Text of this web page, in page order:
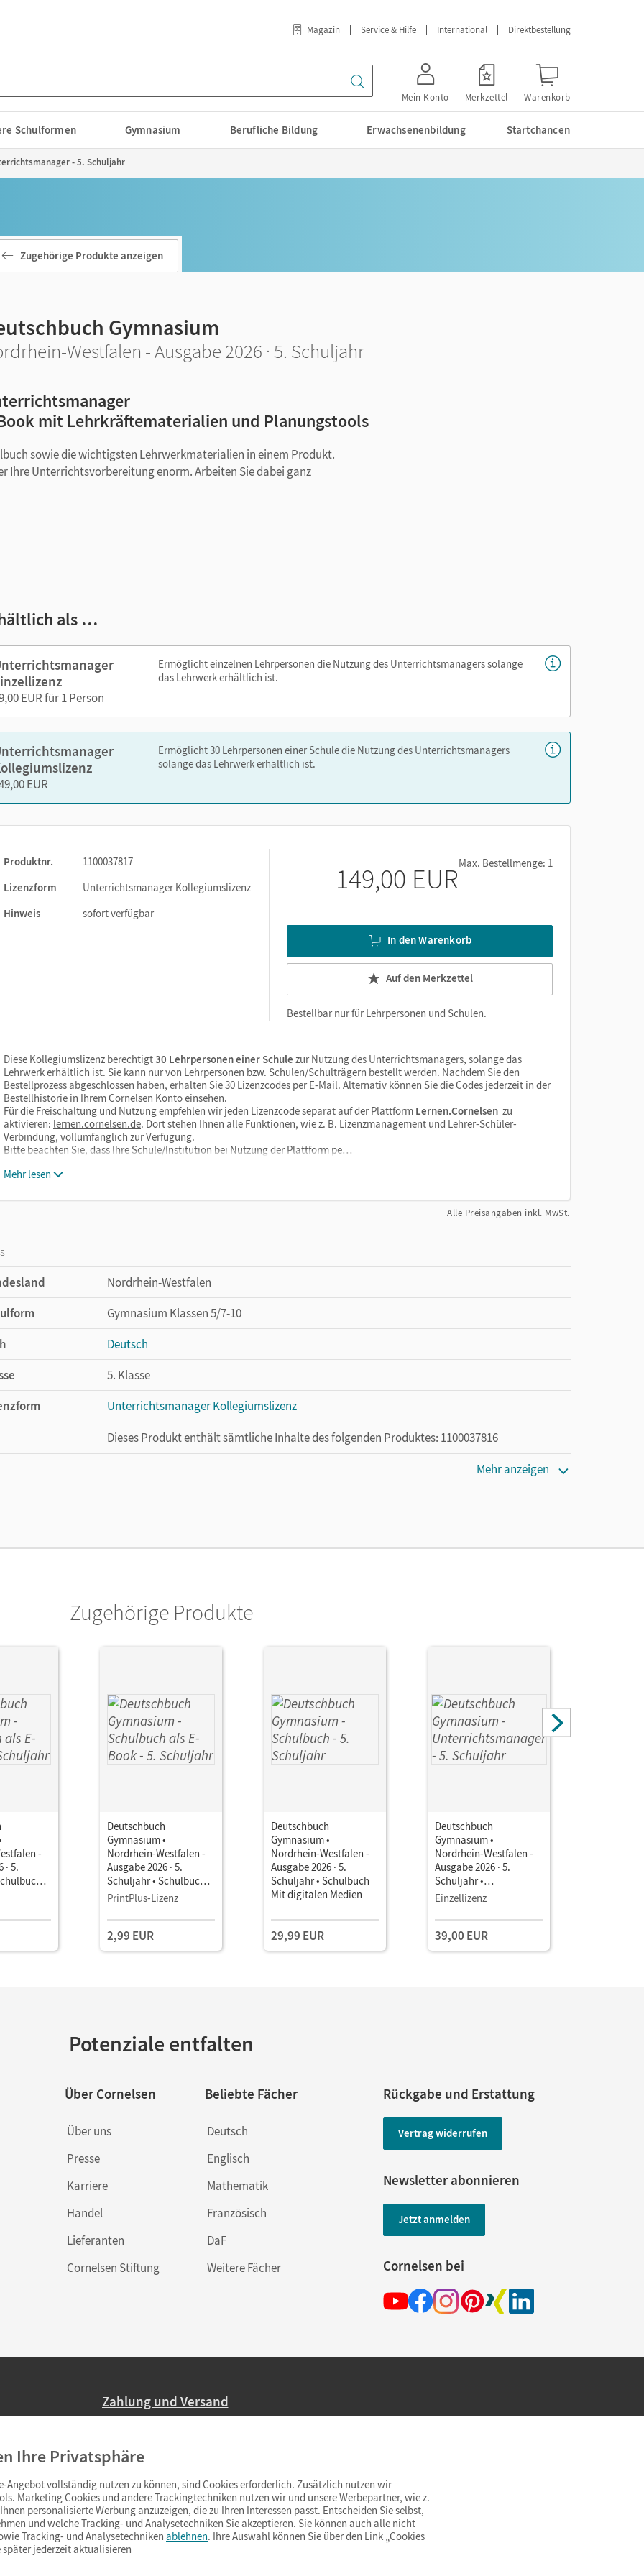
Magazin Service & Hilfe International Direktbestellung
Mein Konto Merkzettel Warenkorb
Schulformen Gymnasium Berufliche Bildung Erwachsenenbildung Startchancen
- 5. Schuljahr
Zugehörige Produkte anzeigen
Gymnasium
Westfalen - Ausgabe 2026 · 5. Schuljahr
mit Lehrkräftematerialien und Planungstools
sowie die wichtigsten Lehrwerkmaterialien in einem Produkt.
Ihre Unterrichtsvorbereitung enorm. Arbeiten Sie dabei ganz
Aufgaben des Schulbuchs
und Erwartungshorizonten
auch für ungeübte Leserinnen und Leser
zum Hörverstehen mit Lösungshinweisen
(Beta) – KI-Unterstützung aus dem Schulbuchkontext zur
oder über die Cornelsen Lernen App.
als …
EUR für 1 Person
Ermöglicht einzelnen Lehrpersonen die Nutzung des Unterrichtsmanagers solange
das Lehrwerk erhältlich ist.
EUR
Ermöglicht 30 Lehrpersonen einer Schule die Nutzung des Unterrichtsmanagers
solange das Lehrwerk erhältlich ist.
Produktnr.
1100037817
Lizenzform
Unterrichtsmanager Kollegiumslizenz
Hinweis
sofort verfügbar
149,00 EURMax. Bestellmenge: 1
In den Warenkorb
Auf den Merkzettel
Bestellbar nur fürLehrpersonen und Schulen.
Diese Kollegiumslizenz berechtigt30 Lehrpersonen einer Schule zur Nutzung des Unterrichtsmanagers, solange das
Lehrwerk erhältlich ist. Sie kann nur von Lehrpersonen bzw. Schulen/Schulträgern bestellt werden. Nachdem Sie den
Bestellprozess abgeschlossen haben, erhalten Sie 30 Lizenzcodes per E-Mail. Alternativ können Sie die Codes jederzeit in der
Bestellhistorie in Ihrem Cornelsen Konto einsehen.
Für die Freischaltung und Nutzung empfehlen wir jeden Lizenzcode separat auf der Plattform Lernen.Cornelsen zu
aktivieren: lernen.cornelsen.de. Dort stehen Ihnen alle Funktionen, wie z. B. Lizenzmanagement und Lehrer-Schüler-
Verbindung, vollumfänglich zur Verfügung.
Bitte beachten Sie, dass Ihre Schule/Institution bei Nutzung der Plattform pe…
Mehr lesen
Alle Preisangaben inkl. MwSt.
Nordrhein-Westfalen
Gymnasium Klassen 5/7-10
Deutsch
5. Klasse
Unterrichtsmanager Kollegiumslizenz
Dieses Produkt enthält sämtliche Inhalte des folgenden Produktes: 1100037816
Cornelsen Verlag
Patricia; Schwarz, Christian
Mehr anzeigen
Zugehörige Produkte
-
· 5.
Medien
Deutschbuch
Gymnasium •
Nordrhein-Westfalen -
Ausgabe 2026 · 5.
Schuljahr • Schulbuch
als E-Book Mit Medien
PrintPlus-Lizenz
2,99 EUR
Deutschbuch
Gymnasium •
Nordrhein-Westfalen -
Ausgabe 2026 · 5.
Schuljahr • Schulbuch
Mit digitalen Medien
29,99 EUR
Deutschbuch
Gymnasium •
Nordrhein-Westfalen -
Ausgabe 2026 · 5.
Schuljahr •
Unterrichtsmanager E-
Lehrkräftematerialien
und Planungstools
Einzellizenz
39,00 EUR
Potenziale entfalten
Über Cornelsen
Über uns
Presse
Karriere
Handel
Lieferanten
Cornelsen Stiftung
Beliebte Fächer
Deutsch
Englisch
Mathematik
Französisch
DaF
Weitere Fächer
Rückgabe und Erstattung
Vertrag widerrufen
Newsletter abonnieren
Jetzt anmelden
Cornelsen bei
Zahlung und Versand
Ab 59,– EUR Bestellwert liefern wir versandkostenfrei innerhalb Deutschlands
(Lieferung in 3–6 Tagen).
Ihre Privatsphäre
Angebot vollständig nutzen zu können, sind Cookies erforderlich. Zusätzlich nutzen wir
Marketing Cookies und andere Trackingtechniken nutzen wir und unsere Werbepartner, wie z.
personalisierte Werbung anzuzeigen, die zu Ihren Interessen passt. Entscheiden Sie selbst,
und welche Tracking- und Analysetechniken Sie akzeptieren. Sie können auch alle nicht
Tracking- und Analysetechniken ablehnen. Ihre Auswahl können Sie über den Link „Cookies
später jederzeit aktualisieren